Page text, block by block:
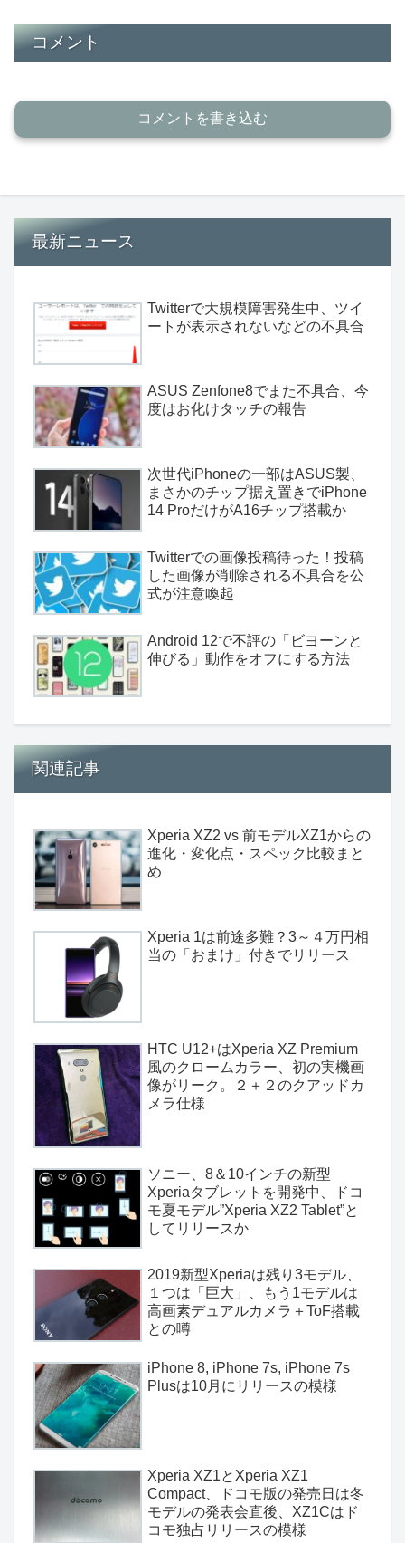
コメント
コメントを書き込む
最新ニュース
Twitterで大規模障害発生中、ツイ
ートが表示されないなどの不具合
ASUS Zenfone8でまた不具合、今
度はお化けタッチの報告
次世代iPhoneの一部はASUS製、
まさかのチップ据え置きでiPhone
14 ProだけがA16チップ搭載か
Twitterでの画像投稿待った！投稿
した画像が削除される不具合を公
式が注意喚起
Android 12で不評の「ビヨーンと
伸びる」動作をオフにする方法
関連記事
Xperia XZ2 vs 前モデルXZ1からの
進化・変化点・スペック比較まと
め
Xperia 1は前途多難？3～４万円相
当の「おまけ」付きでリリース
HTC U12+はXperia XZ Premium
風のクロームカラー、初の実機画
像がリーク。２＋２のクアッドカ
メラ仕様
ソニー、8＆10インチの新型
Xperiaタブレットを開発中、ドコ
モ夏モデル”Xperia XZ2 Tablet”と
してリリースか
2019新型Xperiaは残り3モデル、
１つは「巨大」、もう1モデルは
高画素デュアルカメラ＋ToF搭載
との噂
iPhone 8, iPhone 7s, iPhone 7s
Plusは10月にリリースの模様
Xperia XZ1とXperia XZ1
Compact、ドコモ版の発売日は冬
モデルの発表会直後、XZ1Cはド
コモ独占リリースの模様